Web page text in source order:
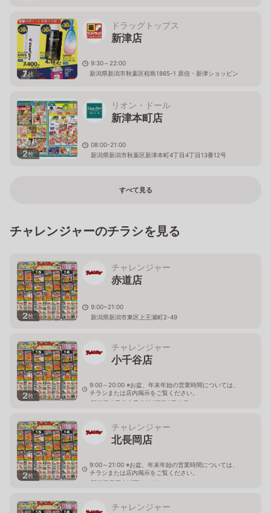
7枚
ドラッグトップス
新津店
9:30～22:00
新潟県新潟市秋葉区程島1865-1 原信・新津ショッピン
グセンター内
2枚
リオン・ドール
新津本町店
08:00-21:00
新潟県新潟市秋葉区新津本町4丁目4丁目13番12号
すべて見る
チャレンジャーのチラシを見る
2枚
チャレンジャー
赤道店
9:00~21:00
新潟県新潟市東区上王瀬町2-49
2枚
チャレンジャー
小千谷店
9:00～20:00 ※お盆、年末年始の営業時間については、
チラシまたは店内掲示をご覧ください。
新潟県小千谷市千谷川3丁目7番15号
2枚
チャレンジャー
北長岡店
9:00～21:00 ※お盆、年末年始の営業時間については、
チラシまたは店内掲示をご覧ください。
新潟県長岡市城岡1-1-10
チャレンジャー